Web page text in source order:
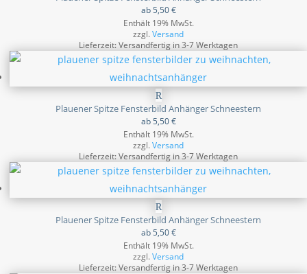
ab5,50€
Enthält 19% MwSt.
zzgl.Versand
Lieferzeit: Versandfertig in 3-7 Werktagen
Plauener Spitze Fensterbild Anhänger Schneestern
ab5,50€
Enthält 19% MwSt.
zzgl.Versand
Lieferzeit: Versandfertig in 3-7 Werktagen
Plauener Spitze Fensterbild Anhänger Schneestern
ab5,50€
Enthält 19% MwSt.
zzgl.Versand
Lieferzeit: Versandfertig in 3-7 Werktagen